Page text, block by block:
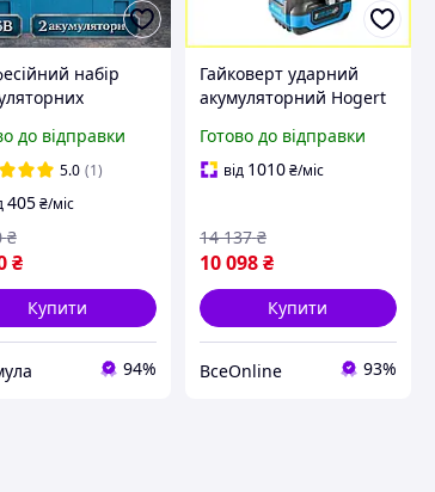
набір
та
Набір з
та
у кейс
до відправки
5.0 (1)
405 ₴/міс
₴
₴
Купити
94%
Гайковерт ударний
акумуляторний Hogert
автомобілів і
будівництва з
Готово до відправки
від 1010₴/міс
10 098₴
14 137 ₴
Купити
ВсеOnline 93%